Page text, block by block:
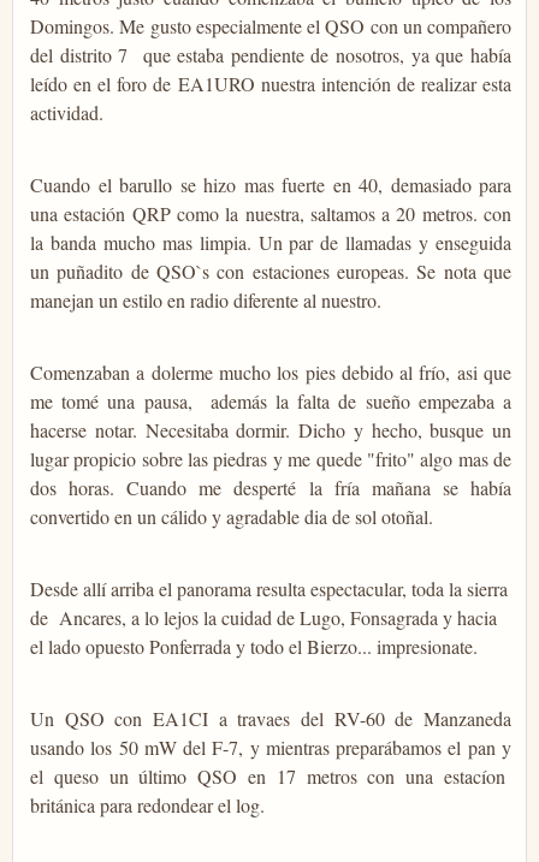
Domingos. Me gusto especialmente el QSO con un compañero
del distrito 7 que estaba pendiente de nosotros, ya que había
leído en el foro de EA1URO nuestra intención de realizar esta
actividad.
Cuando el barullo se hizo mas fuerte en 40, demasiado para
una estación QRP como la nuestra, saltamos a 20 metros. con
la banda mucho mas limpia. Un par de llamadas y enseguida
un puñadito de QSO`s con estaciones europeas. Se nota que
manejan un estilo en radio diferente al nuestro.
Comenzaban a dolerme mucho los pies debido al frío, asi que
me tomé una pausa, además la falta de sueño empezaba a
hacerse notar. Necesitaba dormir. Dicho y hecho, busque un
lugar propicio sobre las piedras y me quede "frito" algo mas de
dos horas. Cuando me desperté la fría mañana se había
convertido en un cálido y agradable dia de sol otoñal.
Desde allí arriba el panorama resulta espectacular, toda la sierra
de Ancares, a lo lejos la cuidad de Lugo, Fonsagrada y hacia
el lado opuesto Ponferrada y todo el Bierzo... impresionate.
Un QSO con EA1CI a travaes del RV-60 de Manzaneda
usando los 50 mW del F-7, y mientras preparábamos el pan y
el queso un último QSO en 17 metros con una estacíon
británica para redondear el log.